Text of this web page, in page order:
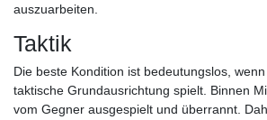
auszuarbeiten.
Taktik
Die beste Kondition ist bedeutungslos,
taktische Grundausrichtung spielt. Binnen
vom Gegner ausgespielt und überrannt.